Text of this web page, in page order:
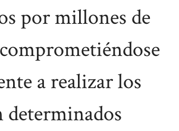
por millones de
a realizar los
determinados